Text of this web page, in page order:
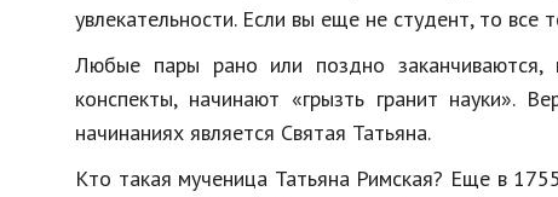
Наука и техника
Политика
Образование
В мире
увлекательности. Если вы еще не студент, то все
Любые пары рано или поздно заканчиваются,
конспекты, начинают «грызть гранит науки».
начинаниях является Святая Татьяна.
Кто такая мученица Татьяна Римская? Еще в